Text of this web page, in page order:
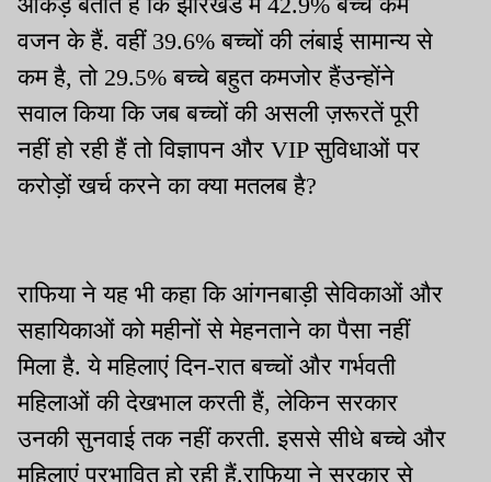
वजन के हैं. वहीं 39.6% बच्चों की लंबाई सामान्य से
कम है, तो 29.5% बच्चे बहुत कमजोर हैंउन्होंने
सवाल किया कि जब बच्चों की असली ज़रूरतें पूरी
नहीं हो रही हैं तो विज्ञापन और VIP सुविधाओं पर
करोड़ों खर्च करने का क्या मतलब है?
राफिया ने यह भी कहा कि आंगनबाड़ी सेविकाओं और
सहायिकाओं को महीनों से मेहनताने का पैसा नहीं
मिला है. ये महिलाएं दिन-रात बच्चों और गर्भवती
महिलाओं की देखभाल करती हैं, लेकिन सरकार
उनकी सुनवाई तक नहीं करती. इससे सीधे बच्चे और
महिलाएं प्रभावित हो रही हैं.राफिया ने सरकार से